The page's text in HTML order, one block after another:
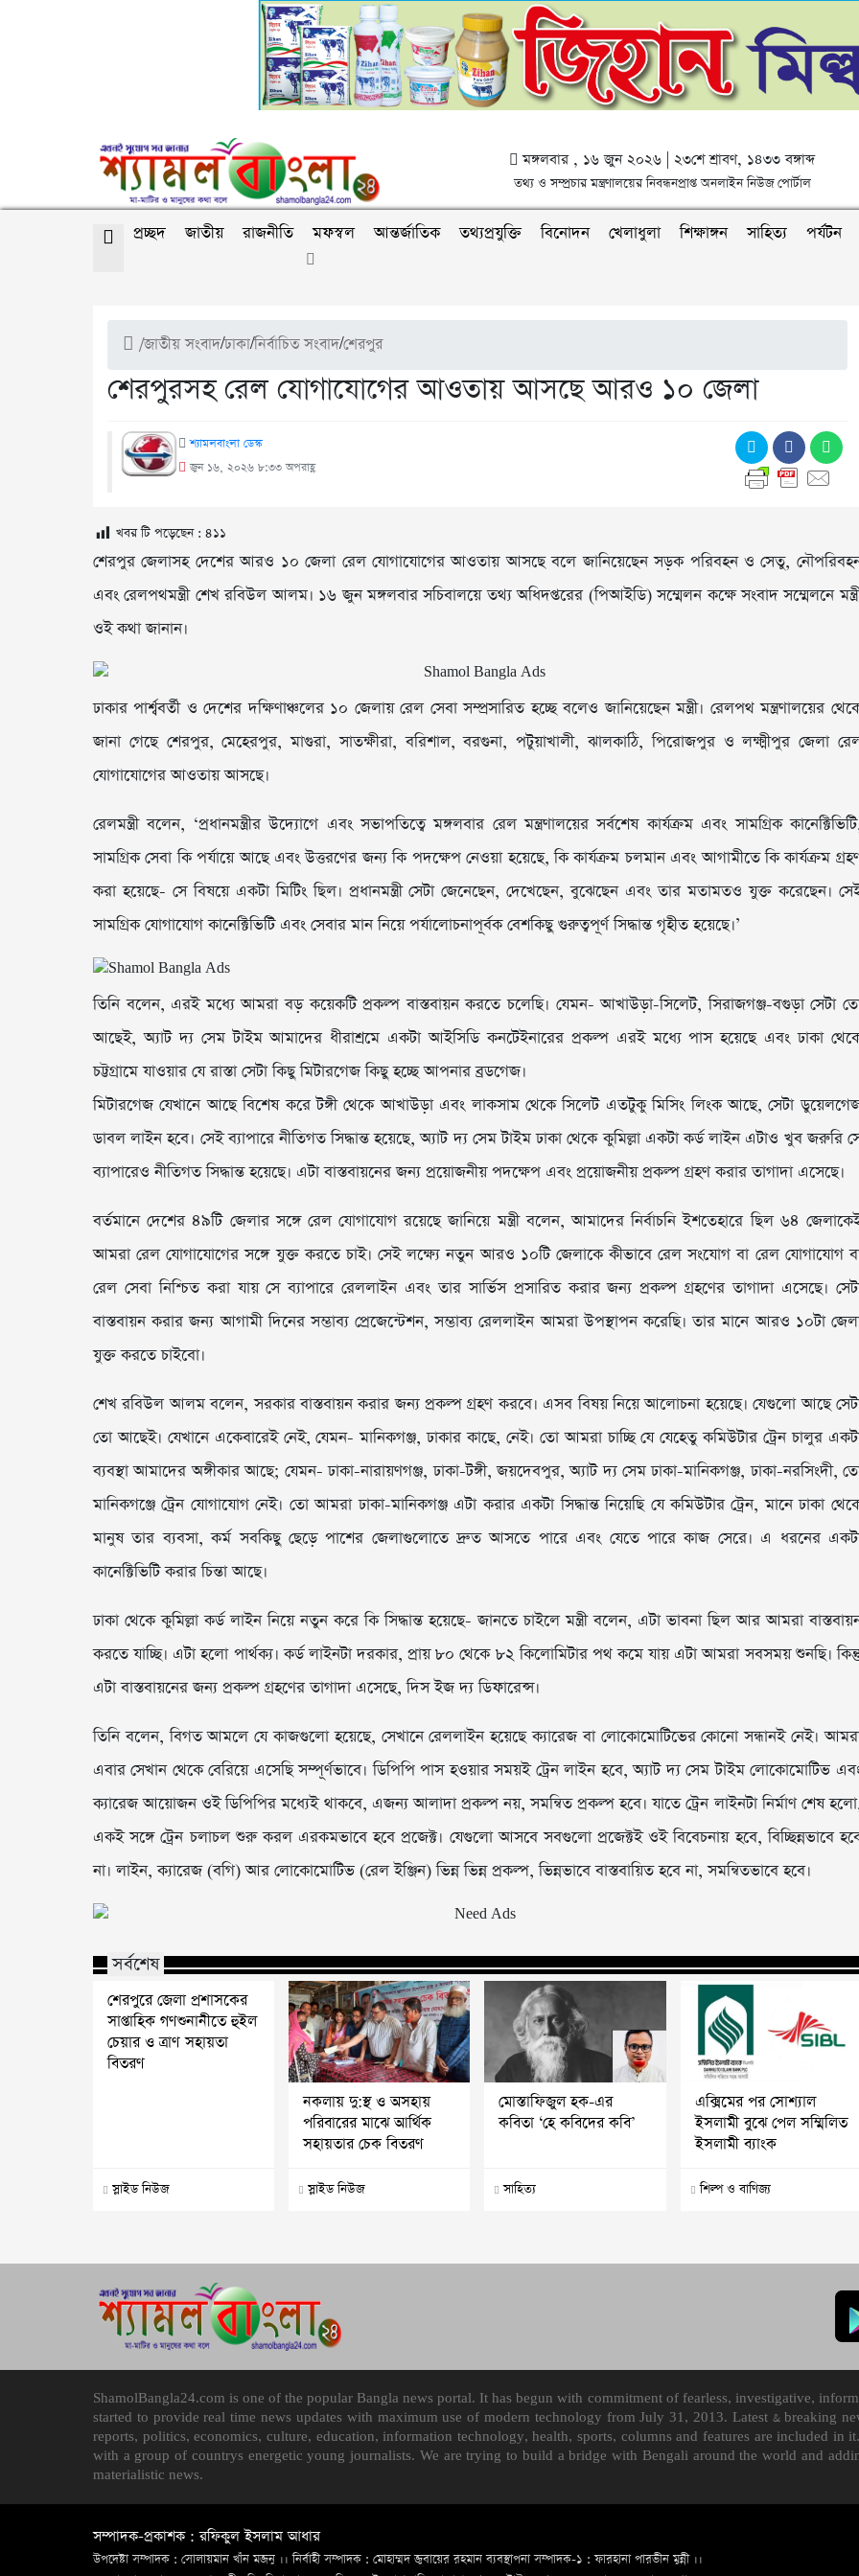
মঙ্গলবার , ১৬ জুন ২০২৬ | ২৩শে শ্রাবণ, ১৪৩৩ বঙ্গাব্দ
তথ্য ও সম্প্রচার মন্ত্রণালয়ের নিবন্ধনপ্রাপ্ত অনলাইন নিউজ পোর্টাল
প্রচ্ছদ জাতীয় রাজনীতি মফস্বল আন্তর্জাতিক তথ্যপ্রযুক্তি বিনোদন খেলাধুলা শিক্ষাঙ্গন সাহিত্য পর্যটন
/জাতীয় সংবাদ/ঢাকা/নির্বাচিত সংবাদ/শেরপুর
শেরপুরসহ রেল যোগাযোগের আওতায় আসছে আরও ১০ জেলা
শ্যামলবাংলা ডেস্ক
জুন ১৬, ২০২৬ ৮:৩৩ অপরাহ্ণ
খবর টি পড়েছেন : ৪১১
শেরপুর জেলাসহ দেশের আরও ১০ জেলা রেল যোগাযোগের আওতায় আসছে বলে জানিয়েছেন সড়ক পরিবহন ও সেতু,
এবং রেলপথমন্ত্রী শেখ রবিউল আলম। ১৬ জুন মঙ্গলবার সচিবালয়ে তথ্য অধিদপ্তরের (পিআইডি) সম্মেলন কক্ষে সংবাদ সম্মেলনে
ওই কথা জানান।
ঢাকার পার্শ্ববর্তী ও দেশের দক্ষিণাঞ্চলের ১০ জেলায় রেল সেবা সম্প্রসারিত হচ্ছে বলেও জানিয়েছেন মন্ত্রী। রেলপথ মন্ত্রণালয়ের
জানা গেছে শেরপুর, মেহেরপুর, মাগুরা, সাতক্ষীরা, বরিশাল, বরগুনা, পটুয়াখালী, ঝালকাঠি, পিরোজপুর ও লক্ষ্মীপুর জেলা
যোগাযোগের আওতায় আসছে।
রেলমন্ত্রী বলেন, ‘প্রধানমন্ত্রীর উদ্যোগে এবং সভাপতিত্বে মঙ্গলবার রেল মন্ত্রণালয়ের সর্বশেষ কার্যক্রম এবং সামগ্রিক
সামগ্রিক সেবা কি পর্যায়ে আছে এবং উত্তরণের জন্য কি পদক্ষেপ নেওয়া হয়েছে, কি কার্যক্রম চলমান এবং আগামীতে কি কার্যক্রম
করা হয়েছে- সে বিষয়ে একটা মিটিং ছিল। প্রধানমন্ত্রী সেটা জেনেছেন, দেখেছেন, বুঝেছেন এবং তার মতামতও যুক্ত করেছেন।
সামগ্রিক যোগাযোগ কানেক্টিভিটি এবং সেবার মান নিয়ে পর্যালোচনাপূর্বক বেশকিছু গুরুত্বপূর্ণ সিদ্ধান্ত গৃহীত হয়েছে।’
তিনি বলেন, এরই মধ্যে আমরা বড় কয়েকটি প্রকল্প বাস্তবায়ন করতে চলেছি। যেমন- আখাউড়া-সিলেট, সিরাজগঞ্জ-বগুড়া সেটা
আছেই, অ্যাট দ্য সেম টাইম আমাদের ধীরাশ্রমে একটা আইসিডি কনটেইনারের প্রকল্প এরই মধ্যে পাস হয়েছে এবং ঢাকা
চট্টগ্রামে যাওয়ার যে রাস্তা সেটা কিছু মিটারগেজ কিছু হচ্ছে আপনার ব্রডগেজ।
মিটারগেজ যেখানে আছে বিশেষ করে টঙ্গী থেকে আখাউড়া এবং লাকসাম থেকে সিলেট এতটুকু মিসিং লিংক আছে, সেটা
ডাবল লাইন হবে। সেই ব্যাপারে নীতিগত সিদ্ধান্ত হয়েছে, অ্যাট দ্য সেম টাইম ঢাকা থেকে কুমিল্লা একটা কর্ড লাইন এটাও খুব জরুরি
ব্যাপারেও নীতিগত সিদ্ধান্ত হয়েছে। এটা বাস্তবায়নের জন্য প্রয়োজনীয় পদক্ষেপ এবং প্রয়োজনীয় প্রকল্প গ্রহণ করার তাগাদা এসেছে।
বর্তমানে দেশের ৪৯টি জেলার সঙ্গে রেল যোগাযোগ রয়েছে জানিয়ে মন্ত্রী বলেন, আমাদের নির্বাচনি ইশতেহারে ছিল ৬৪
আমরা রেল যোগাযোগের সঙ্গে যুক্ত করতে চাই। সেই লক্ষ্যে নতুন আরও ১০টি জেলাকে কীভাবে রেল সংযোগ বা রেল যোগাযোগ
রেল সেবা নিশ্চিত করা যায় সে ব্যাপারে রেললাইন এবং তার সার্ভিস প্রসারিত করার জন্য প্রকল্প গ্রহণের তাগাদা এসেছে।
বাস্তবায়ন করার জন্য আগামী দিনের সম্ভাব্য প্রেজেন্টেশন, সম্ভাব্য রেললাইন আমরা উপস্থাপন করেছি। তার মানে আরও ১০টা
যুক্ত করতে চাইবো।
শেখ রবিউল আলম বলেন, সরকার বাস্তবায়ন করার জন্য প্রকল্প গ্রহণ করবে। এসব বিষয় নিয়ে আলোচনা হয়েছে। যেগুলো আছে
তো আছেই। যেখানে একেবারেই নেই, যেমন- মানিকগঞ্জ, ঢাকার কাছে, নেই। তো আমরা চাচ্ছি যে যেহেতু কমিউটার ট্রেন চালুর
ব্যবস্থা আমাদের অঙ্গীকার আছে; যেমন- ঢাকা-নারায়ণগঞ্জ, ঢাকা-টঙ্গী, জয়দেবপুর, অ্যাট দ্য সেম ঢাকা-মানিকগঞ্জ, ঢাকা-নরসিংদী,
মানিকগঞ্জে ট্রেন যোগাযোগ নেই। তো আমরা ঢাকা-মানিকগঞ্জ এটা করার একটা সিদ্ধান্ত নিয়েছি যে কমিউটার ট্রেন, মানে ঢাকা
মানুষ তার ব্যবসা, কর্ম সবকিছু ছেড়ে পাশের জেলাগুলোতে দ্রুত আসতে পারে এবং যেতে পারে কাজ সেরে। এ ধরনের
কানেক্টিভিটি করার চিন্তা আছে।
ঢাকা থেকে কুমিল্লা কর্ড লাইন নিয়ে নতুন করে কি সিদ্ধান্ত হয়েছে- জানতে চাইলে মন্ত্রী বলেন, এটা ভাবনা ছিল আর আমরা
করতে যাচ্ছি। এটা হলো পার্থক্য। কর্ড লাইনটা দরকার, প্রায় ৮০ থেকে ৮২ কিলোমিটার পথ কমে যায় এটা আমরা সবসময় শুনছি।
এটা বাস্তবায়নের জন্য প্রকল্প গ্রহণের তাগাদা এসেছে, দিস ইজ দ্য ডিফারেন্স।
তিনি বলেন, বিগত আমলে যে কাজগুলো হয়েছে, সেখানে রেললাইন হয়েছে ক্যারেজ বা লোকোমোটিভের কোনো সন্ধানই নেই।
এবার সেখান থেকে বেরিয়ে এসেছি সম্পূর্ণভাবে। ডিপিপি পাস হওয়ার সময়ই ট্রেন লাইন হবে, অ্যাট দ্য সেম টাইম লোকোমোটিভ
ক্যারেজ আয়োজন ওই ডিপিপির মধ্যেই থাকবে, এজন্য আলাদা প্রকল্প নয়, সমন্বিত প্রকল্প হবে। যাতে ট্রেন লাইনটা নির্মাণ শেষ
একই সঙ্গে ট্রেন চলাচল শুরু করল এরকমভাবে হবে প্রজেক্ট। যেগুলো আসবে সবগুলো প্রজেক্টই ওই বিবেচনায় হবে, বিচ্ছিন্নভাবে
না। লাইন, ক্যারেজ (বগি) আর লোকোমোটিভ (রেল ইঞ্জিন) ভিন্ন ভিন্ন প্রকল্প, ভিন্নভাবে বাস্তবায়িত হবে না, সমন্বিতভাবে হবে।
সর্বশেষ
শেরপুরে জেলা প্রশাসকের
সাপ্তাহিক গণশুনানীতে হুইল
চেয়ার ও ত্রাণ সহায়তা
বিতরণ
স্লাইড নিউজ
নকলায় দু:স্থ ও অসহায়
পরিবারের মাঝে আর্থিক
সহায়তার চেক বিতরণ
স্লাইড নিউজ
মোস্তাফিজুল হক-এর
কবিতা ‘হে কবিদের কবি’
সাহিত্য
এক্সিমের পর সোশ্যাল
ইসলামী বুঝে পেল সম্মিলিত
ইসলামী ব্যাংক
শিল্প ও বাণিজ্য
ShamolBangla24.com is one of the popular Bangla news portal. It has begun with commitment of fearless, investigative,
started to provide real time news updates with maximum use of modern technology from July 31, 2013. Latest & breaking
reports, politics, economics, culture, education, information technology, health, sports, columns and features are included
with a group of countrys energetic young journalists. We are trying to build a bridge with Bengali around the world and
materialistic news.
সম্পাদক-প্রকাশক : রফিকুল ইসলাম আধার
উপদেষ্টা সম্পাদক : সোলায়মান খাঁন মজনু ।। নির্বাহী সম্পাদক : মোহাম্মদ জুবায়ের রহমান ব্যবস্থাপনা সম্পাদক-১ : ফারহানা পারভীন মুন্নী ।।